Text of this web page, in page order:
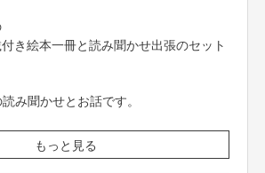
き絵本一冊と読み聞かせ出張のセット
み聞かせとお話です。
要に応じてご依頼下さい♡
もっと見る